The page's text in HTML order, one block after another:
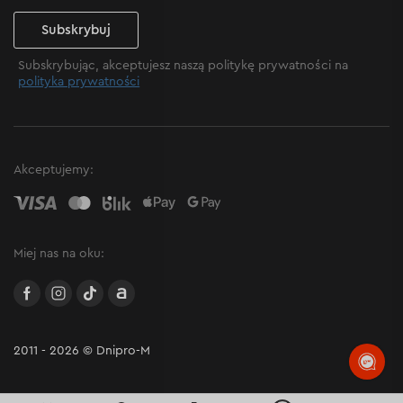
Subskrybuj
Subskrybując, akceptujesz naszą politykę prywatności na
polityka prywatności
2011 - 2026 © Dnipro-M
Akceptujemy:
Miej nas na oku:
facebookinstagramTikTokAllegro